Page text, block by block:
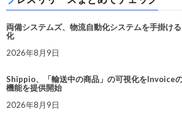
両備システムズ、物流自動化システムを手掛け
化
2026年8月9日
Shippio、「輸送中の商品」の可視化をInvoice
機能を提供開始
2026年8月9日